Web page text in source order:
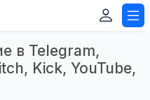
в Telegram,
Kick, YouTube,